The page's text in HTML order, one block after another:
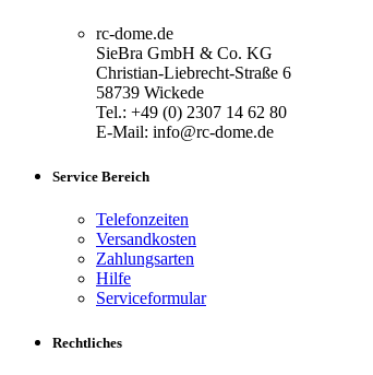
rc-dome.de
SieBra GmbH & Co. KG
Christian-Liebrecht-Straße 6
58739 Wickede
Tel.: +49 (0) 2307 14 62 80
E-Mail: info@rc-dome.de
Service Bereich
Telefonzeiten
Versandkosten
Zahlungsarten
Hilfe
Serviceformular
Rechtliches